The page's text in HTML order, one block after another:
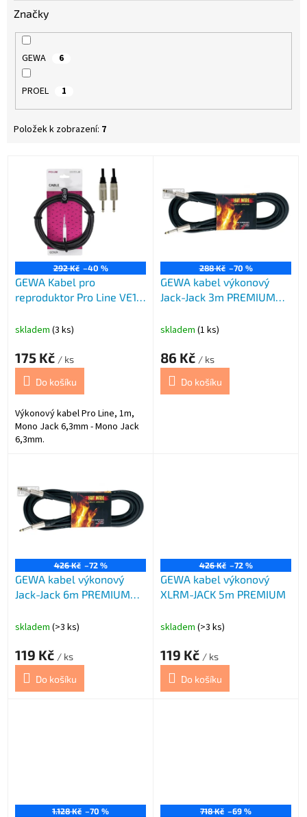
Značky
GEWA 6
PROEL 1
Položek k zobrazení: 7
292 Kč –40 %
GEWA Kabel pro
reproduktor Pro Line VE10
skladem (3 ks)
175 Kč / ks
Do košíku
Výkonový kabel Pro Line, 1m,
Mono Jack 6,3mm - Mono Jack
6,3mm.
288 Kč –70 %
GEWA kabel výkonový
Jack-Jack 3m PREMIUM
skladem (1 ks)
86 Kč / ks
Do košíku
426 Kč –72 %
GEWA kabel výkonový
Jack-Jack 6m PREMIUM
skladem (>3 ks)
119 Kč / ks
Do košíku
426 Kč –72 %
GEWA kabel výkonový
XLRM-JACK 5m PREMIUM
skladem (>3 ks)
119 Kč / ks
Do košíku
1.128 Kč –70 % 718 Kč –69 %